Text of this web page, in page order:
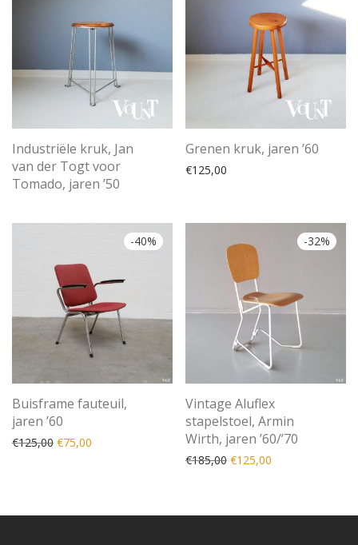
Industriële kruk, Jan
van der Togt voor
Tomado, jaren ’50
Grenen kruk, jaren ’60
€125,00
-40%
Buisframe fauteuil,
jaren ’60
€125,00 Oorspronkelijke prijs was: €125,00.
€75,00 Huidige prijs is: €75,00.
-32%
Vintage Aluflex
stapelstoel, Armin
Wirth, jaren ’60/’70
€185,00 Oorspronkelijke prijs
€125,00